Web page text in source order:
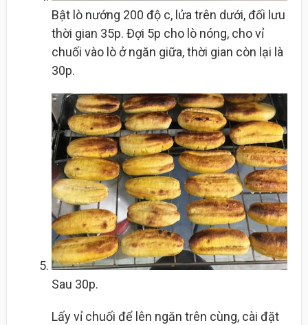
Bật lò nướng 200 độ c, lửa trên dưới, đối lưu
thời gian 35p. Đợi 5p cho lò nóng, cho vỉ
chuối vào lò ở ngăn giữa, thời gian còn lại là
30p.
Sau 30p.
Lấy vỉ chuối để lên ngăn trên cùng, cài đặt